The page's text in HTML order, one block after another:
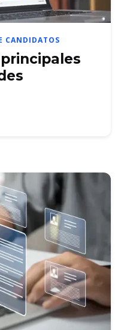
CANDIDATOS